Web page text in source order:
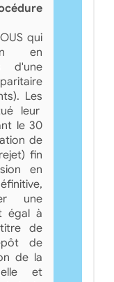
qui
en
d'une
Les
leur
le 30
de
fin
en
une
égal à
de
de
de la
et